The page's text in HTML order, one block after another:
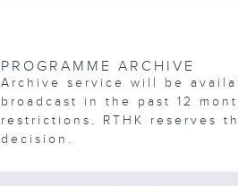
PROGRAMME ARCHIVE
Archive service will be
broadcast in the past 12
restrictions. RTHK reserves
decision.